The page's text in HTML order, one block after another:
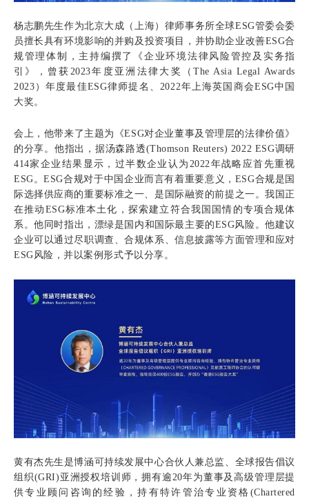
杨志鹏先生作为北京大成（上海）律师事务所全球ESG管委会委
员擅长具有环境影响的并购及投资项目，并协助企业改善ESG合
规管理体制，主持编撰了《企业环境法律风险管控及实务指
引》，曾获2023年度亚洲法律大奖（The Asia Legal Awards
2023）年度最佳ESG律师提名、2022年上海英国商会ESG中国
大奖。
会上，他带来了主题为《ESG对企业董事及管理层的法律价值》
的分享。他指出，据汤森路透(Thomson Reuters) 2022 ESG调研
414家企业结果显示，过半数企业认为2022年战略应首先重视
ESG。ESG合规对于中国企业而言有着重要意义，ESG合规是国
际选择供应商的重要标准之一、是国际融资的前提之一。我国正
在推动ESG标准本土化，探索建立符合我国国情的专项合规体
系。他同时指出，漂绿是国内和国际最主要的ESG风险。他建议
企业可以通过尽职调查、合规体系、信息披露等方面管理和应对
ESG风险，并以案例形式予以分享。
黄有杰先生是博涵可持续发展中心合伙人兼总监、 全球报告倡议
组织(GRI)亚洲授权培训师 ，拥有逾 20年为董事及高级管理层提
供专业顾问咨询的经验 ，持有特许管治专业资格 (Chartered